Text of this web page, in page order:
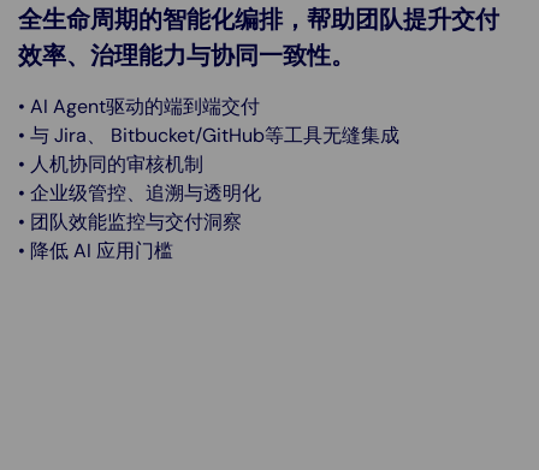
全生命周期的智能化编排，帮助团队提升交付
效率、治理能力与协同一致性。
• AI Agent驱动的端到端交付
• 与 Jira、 Bitbucket/GitHub等工具无缝集成
• 人机协同的审核机制
• 企业级管控、追溯与透明化
• 团队效能监控与交付洞察
• 降低 AI 应用门槛